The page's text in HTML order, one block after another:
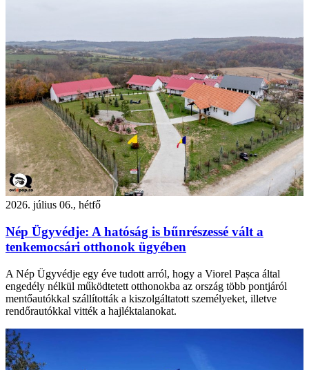
2026. július 06., hétfő
Nép Ügyvédje: A hatóság is bűnrészessé vált a
tenkemocsári otthonok ügyében
A Nép Ügyvédje egy éve tudott arról, hogy a Viorel Pașca által
engedély nélkül működtetett otthonokba az ország több pontjáról
mentőautókkal szállították a kiszolgáltatott személyeket, illetve
rendőrautókkal vitték a hajléktalanokat.